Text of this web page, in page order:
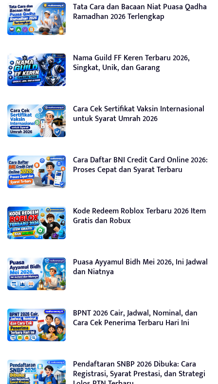
Tata Cara dan Bacaan Niat Puasa Qadha
Ramadhan 2026 Terlengkap
Nama Guild FF Keren Terbaru 2026,
Singkat, Unik, dan Garang
Cara Cek Sertifikat Vaksin Internasional
untuk Syarat Umrah 2026
Cara Daftar BNI Credit Card Online 2026:
Proses Cepat dan Syarat Terbaru
Kode Redeem Roblox Terbaru 2026 Item
Gratis dan Robux
Puasa Ayyamul Bidh Mei 2026, Ini Jadwal
dan Niatnya
BPNT 2026 Cair, Jadwal, Nominal, dan
Cara Cek Penerima Terbaru Hari Ini
Pendaftaran SNBP 2026 Dibuka: Cara
Registrasi, Syarat Prestasi, dan Strategi